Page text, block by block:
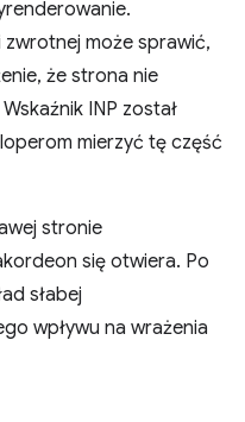
może sprawić,
że strona nie
INP został
mierzyć tę część
stronie
się otwiera. Po
słabej
wpływu na wrażenia